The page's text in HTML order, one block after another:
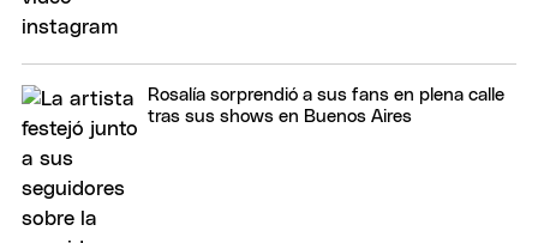
Rosalía sorprendió a sus fans en plena calle
tras sus shows en Buenos Aires